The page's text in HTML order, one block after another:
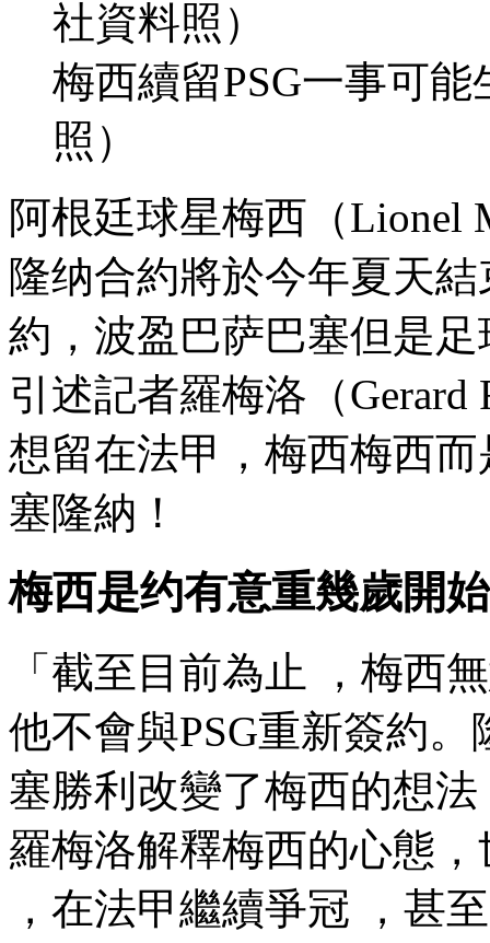
梅西續留PSG一事可能
照）
阿根廷球星梅西（Lionel
隆纳合約將於今年夏天結束
約，波盈巴萨巴塞但
引述記者羅梅洛（Gerard
想留在法甲 ，梅西梅
塞隆納！
梅西是约有意重幾歲開
「截至目前為止 ，梅
他不會與PSG重新簽約
塞勝利改變了梅西的想法
羅梅洛解釋梅西的心態
，在法甲繼續爭冠 